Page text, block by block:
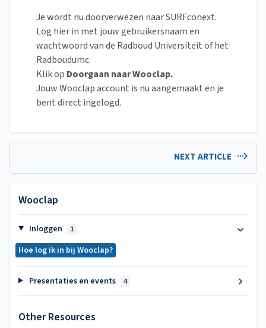
Je wordt nu doorverwezen naar SURFconext.
Log hier in met jouw gebruikersnaam en
wachtwoord van de Radboud Universiteit of het
Radboudumc.
Klik op Doorgaan naar Wooclap.
Jouw Wooclap account is nu aangemaakt en je
bent direct ingelogd.
NEXT ARTICLE
Wooclap
Inloggen 1
Hoe log ik in bij Wooclap?
Presentaties en events 4
Other Resources